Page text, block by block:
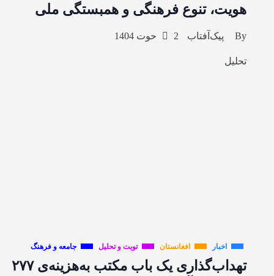
هویت، تنوع فرهنگی و همبستگی ملی
By پیک‌آفتاب 2 حوت 1404
تحلیل
اخبار افغانستان تویت و تحلیل جامعه و فرهنگ
تهداب‌گذاری یک باب مکتب به‌هزینه‌ی ۲۷۷